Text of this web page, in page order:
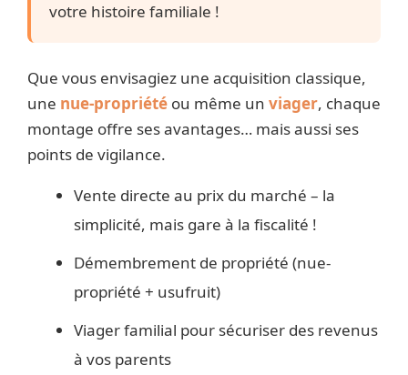
votre histoire familiale !
Que vous envisagiez une acquisition classique,
une nue-propriété ou même un viager, chaque
montage offre ses avantages… mais aussi ses
points de vigilance.
Vente directe au prix du marché – la
simplicité, mais gare à la fiscalité !
Démembrement de propriété (nue-
propriété + usufruit)
Viager familial pour sécuriser des revenus
à vos parents